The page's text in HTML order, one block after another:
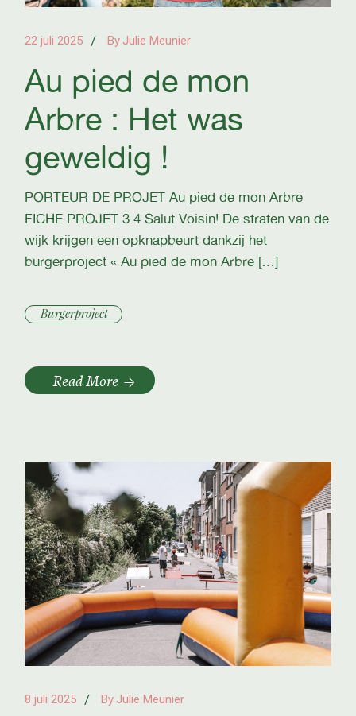
22 juli 2025 By Julie Meunier
Au pied de mon
Arbre : Het was
geweldig !
PORTEUR DE PROJET Au pied de mon Arbre
FICHE PROJET 3.4 Salut Voisin! De straten van de
wijk krijgen een opknapbeurt dankzij het
burgerproject « Au pied de mon Arbre […]
Burgerproject
Read More
8 juli 2025 By Julie Meunier